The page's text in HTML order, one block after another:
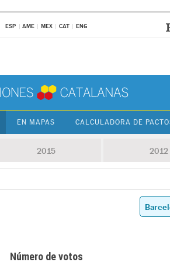
ESP AME MEX CAT ENG
EN MAPAS CALCULADORA DE
2015 2012
Número de votos